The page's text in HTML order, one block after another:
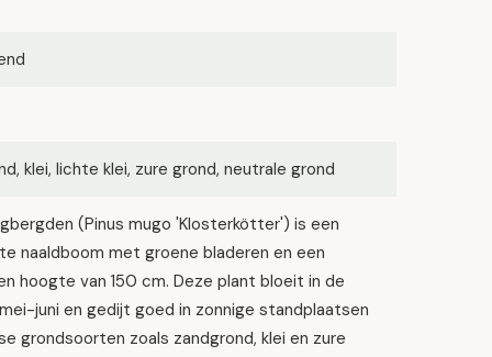
klei, lichte klei, zure grond, neutrale grond
(Pinus mugo 'Klosterkötter') is een
naaldboom met groene bladeren en een
hoogte van 150 cm. Deze plant bloeit in de
juni en gedijt goed in zonnige standplaatsen
grondsoorten zoals zandgrond, klei en zure